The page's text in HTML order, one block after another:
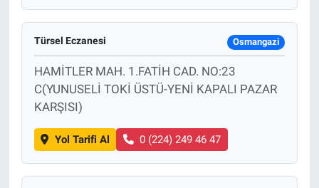
Türsel Eczanesi Osmangazi
HAMİTLER MAH. 1.FATİH CAD. NO:23
C(YUNUSELİ TOKİ ÜSTÜ-YENİ KAPALI PAZAR
KARŞISI)
Yol Tarifi Al 0 (224) 249 46 47